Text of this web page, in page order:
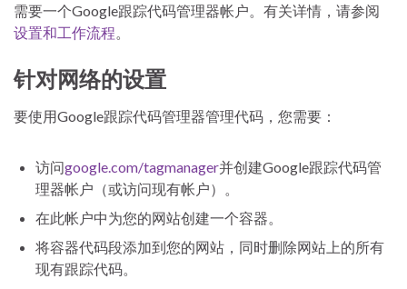
需要一个Google跟踪代码管理器帐户。有关详情，请参阅
设置和工作流程。
针对网络的设置
要使用Google跟踪代码管理器管理代码，您需要：
访问google.com/tagmanager并创建Google跟踪代码管
理器帐户（或访问现有帐户）。
在此帐户中为您的网站创建一个容器。
将容器代码段添加到您的网站，同时删除网站上的所有
现有跟踪代码。